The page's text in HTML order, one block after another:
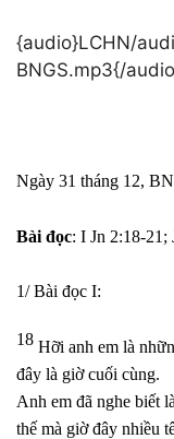
{audio}LCHN/
BNGS.mp3{/
Ngày 31 tháng 12,
Bài đọc: I Jn 2:18-21;
1/ Bài đọc I:
18 Hỡi anh em là
đây là giờ cuối cùng.
Anh em đã nghe biết
thế mà giờ đây nhiều